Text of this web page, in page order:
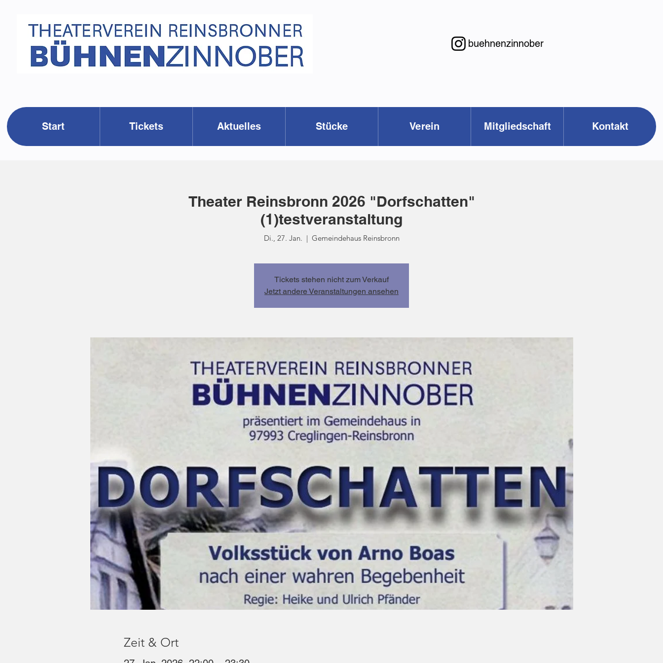
buehnenzinnober
Start Tickets Aktuelles Stücke Verein Mitgliedschaft Kontakt
Theater Reinsbronn 2026 "Dorfschatten"
(1)testveranstaltung
Di., 27. Jan.
  |
Gemeindehaus Reinsbronn
Tickets stehen nicht zum Verkauf
Jetzt andere Veranstaltungen ansehen
Zeit & Ort